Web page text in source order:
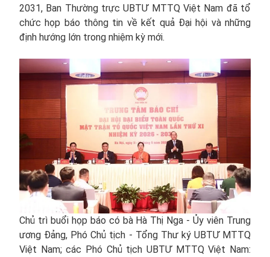
2031, Ban Thường trực UBTƯ MTTQ Việt Nam đã tổ
chức họp báo thông tin về kết quả Đại hội và những
định hướng lớn trong nhiệm kỳ mới.
Chủ trì buổi họp báo có bà Hà Thị Nga - Ủy viên Trung
ương Đảng, Phó Chủ tịch - Tổng Thư ký UBTƯ MTTQ
Việt Nam; các Phó Chủ tịch UBTƯ MTTQ Việt Nam: